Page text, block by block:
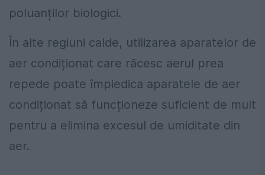
poluanților biologici.
În alte regiuni calde, utilizarea aparatelor de
aer condiționat care răcesc aerul prea
repede poate împiedica aparatele de aer
condiționat să funcționeze suficient de mult
pentru a elimina excesul de umiditate din
aer.